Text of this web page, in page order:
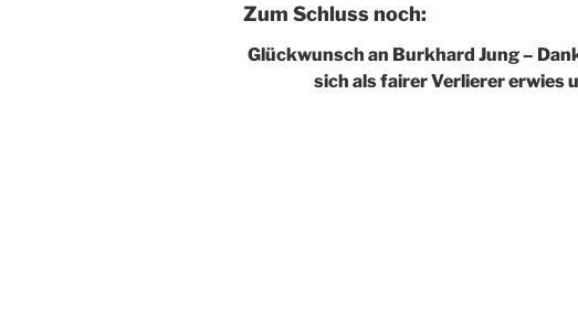
Zum Schluss noch:
Glückwunsch an Burkhard Jung –
sich als fairer Verlierer erwies